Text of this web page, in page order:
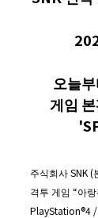
오늘
게임
주식회사 SNK
격투 게임 “아
PlayStation®4 /